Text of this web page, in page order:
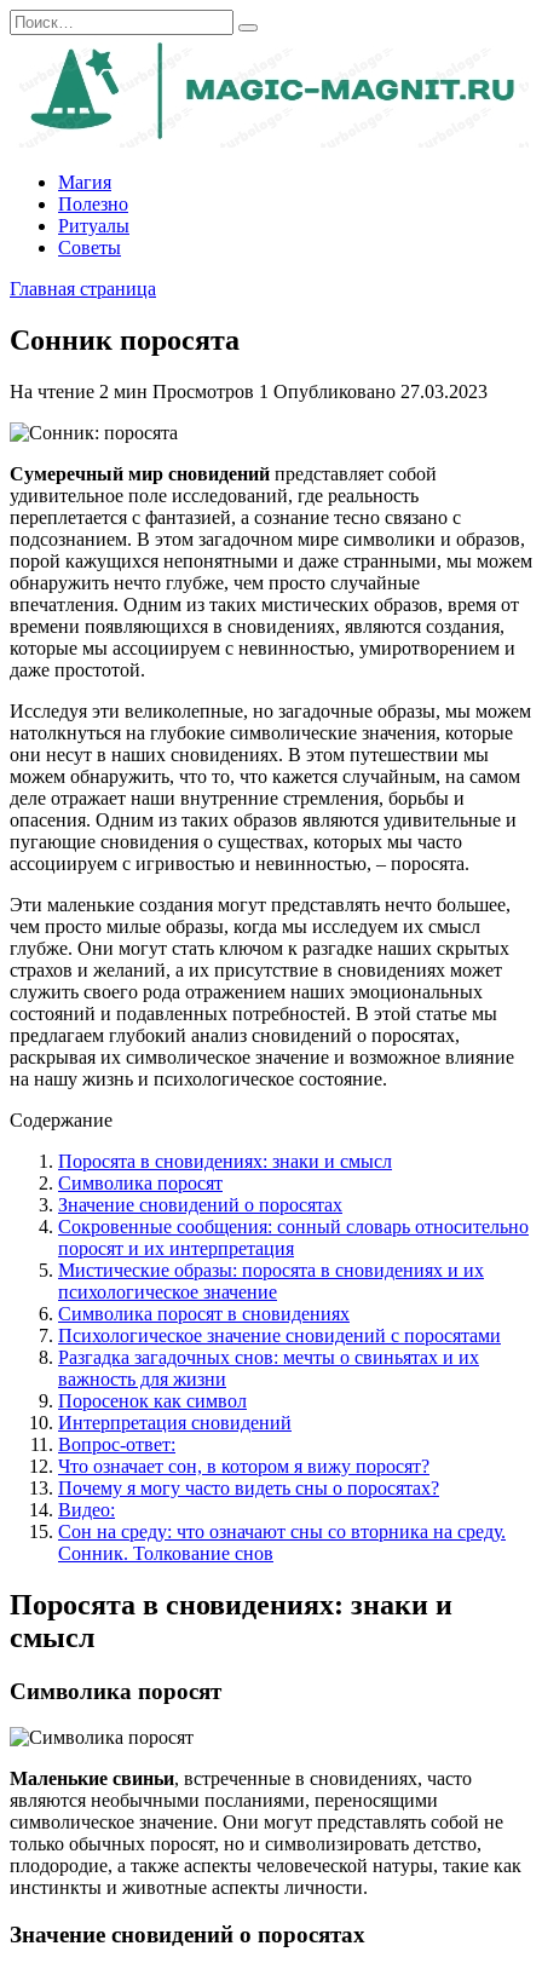
Перейти
к
содержанию
Search
for:
Магия
Полезно
Ритуалы
Советы
Главная страница
Сонник поросята
На чтение 2 мин Просмотров 1 Опубликовано 27.03.2023
Сумеречный мир сновидений представляет собой
удивительное поле исследований, где реальность
переплетается с фантазией, а сознание тесно связано с
подсознанием. В этом загадочном мире символики и образов,
порой кажущихся непонятными и даже странными, мы можем
обнаружить нечто глубже, чем просто случайные
впечатления. Одним из таких мистических образов, время от
времени появляющихся в сновидениях, являются создания,
которые мы ассоциируем с невинностью, умиротворением и
даже простотой.
Исследуя эти великолепные, но загадочные образы, мы можем
натолкнуться на глубокие символические значения, которые
они несут в наших сновидениях. В этом путешествии мы
можем обнаружить, что то, что кажется случайным, на самом
деле отражает наши внутренние стремления, борьбы и
опасения. Одним из таких образов являются удивительные и
пугающие сновидения о существах, которых мы часто
ассоциируем с игривостью и невинностью, – поросята.
Эти маленькие создания могут представлять нечто большее,
чем просто милые образы, когда мы исследуем их смысл
глубже. Они могут стать ключом к разгадке наших скрытых
страхов и желаний, а их присутствие в сновидениях может
служить своего рода отражением наших эмоциональных
состояний и подавленных потребностей. В этой статье мы
предлагаем глубокий анализ сновидений о поросятах,
раскрывая их символическое значение и возможное влияние
на нашу жизнь и психологическое состояние.
Содержание
Поросята в сновидениях: знаки и смысл
Символика поросят
Значение сновидений о поросятах
Сокровенные сообщения: сонный словарь относительно
поросят и их интерпретация
Мистические образы: поросята в сновидениях и их
психологическое значение
Символика поросят в сновидениях
Психологическое значение сновидений с поросятами
Разгадка загадочных снов: мечты о свиньятах и их
важность для жизни
Поросенок как символ
Интерпретация сновидений
Вопрос-ответ:
Что означает сон, в котором я вижу поросят?
Почему я могу часто видеть сны о поросятах?
Видео:
Сон на среду: что означают сны со вторника на среду.
Сонник. Толкование снов
Поросята в сновидениях: знаки и
смысл
Символика поросят
Маленькие свиньи, встреченные в сновидениях, часто
являются необычными посланиями, переносящими
символическое значение. Они могут представлять собой не
только обычных поросят, но и символизировать детство,
плодородие, а также аспекты человеческой натуры, такие как
инстинкты и животные аспекты личности.
Значение сновидений о поросятах